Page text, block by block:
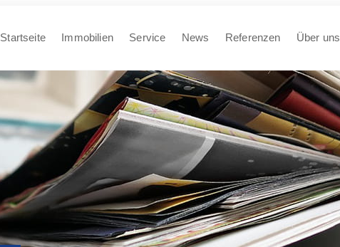
Startseite Immobilien Service News Referenzen Über uns